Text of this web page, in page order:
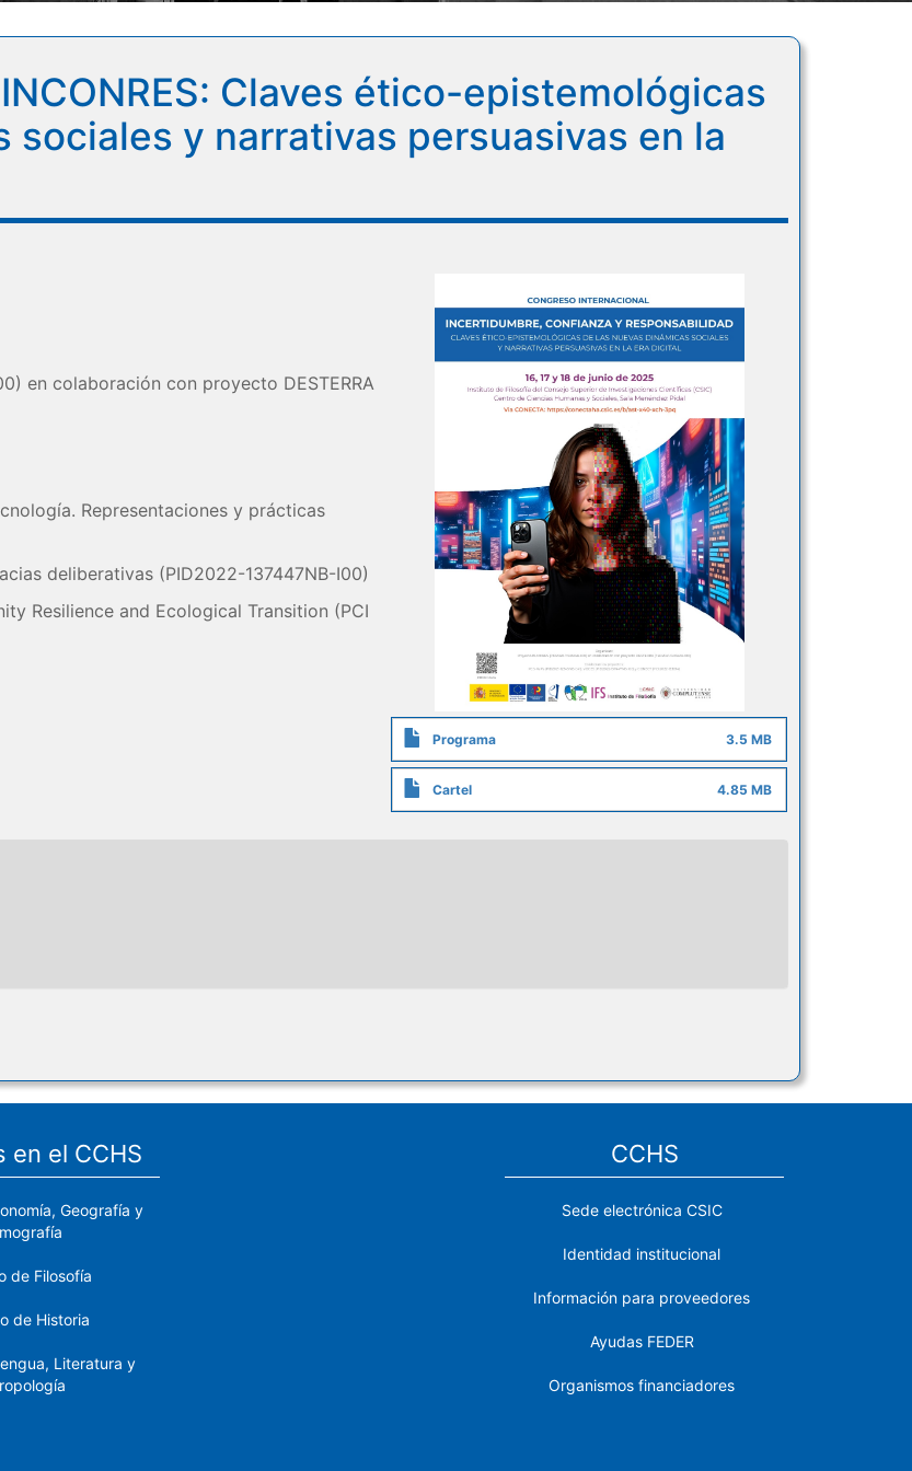
Claves ético-epistemológicas
sociales y narrativas persuasivas en la
en colaboración con proyecto DESTERRA
Representaciones y prácticas
deliberativas (PID2022-137447NB-I00)
Resilience and Ecological Transition (PCI
Programa 3.5 MB
Cartel 4.85 MB
en el CCHS
Geografía y
de Filosofía
de Historia
Literatura y
CCHS
Sede electrónica CSIC
Identidad institucional
Información para proveedores
Ayudas FEDER
Organismos financiadores